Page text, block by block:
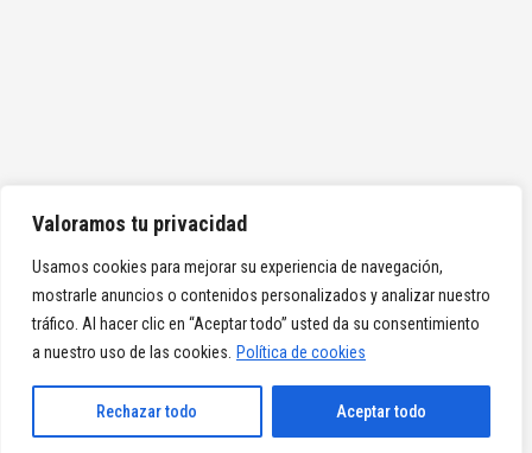
Valoramos tu privacidad
Usamos cookies para mejorar su experiencia de navegación,
mostrarle anuncios o contenidos personalizados y analizar nuestro
tráfico. Al hacer clic en “Aceptar todo” usted da su consentimiento
a nuestro uso de las cookies.
Política de cookies
Rechazar todo Aceptar todo